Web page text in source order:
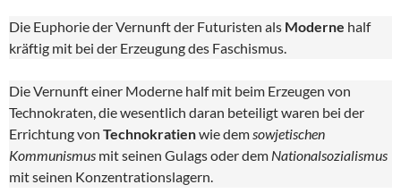
Die Euphorie der Vernunft der Futuristen als Moderne half
kräftig mit bei der Erzeugung des Faschismus.
Die Vernunft einer Moderne half mit beim Erzeugen von
Technokraten, die wesentlich daran beteiligt waren bei der
Errichtung von Technokratienwie demsowjetischen
Kommunismus mit seinen Gulags oder dem Nationalsozialismus
mit seinen Konzentrationslagern.